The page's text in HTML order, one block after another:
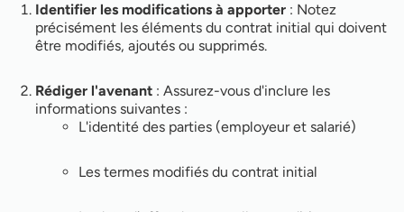
Identifier les modifications à apporter : Notez
précisément les éléments du contrat initial qui doivent
être modifiés, ajoutés ou supprimés.
Rédiger l'avenant : Assurez-vous d'inclure les
informations suivantes :
L'identité des parties (employeur et salarié)
Les termes modifiés du contrat initial